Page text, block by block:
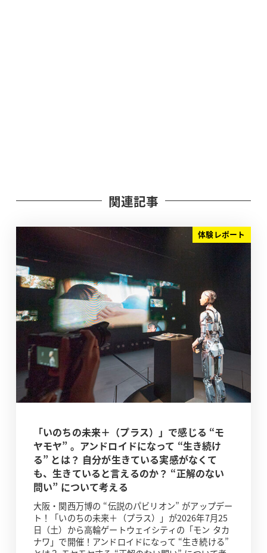
関連記事
体験レポート
「いのちの未来＋（プラス）」で感じる “モ
ヤモヤ” 。アンドロイドになって “生き続け
る” とは？ 自分が生きている実感がなくて
も、生きていると言えるのか？ “正解のない
問い” について考える
大阪・関西万博の “伝説のパビリオン” がアップデー
ト！「いのちの未来＋（プラス）」が2026年7月25
日（土）から高輪ゲートウェイシティの「モン タカ
ナワ」で開催！アンドロイドになって “生き続ける”